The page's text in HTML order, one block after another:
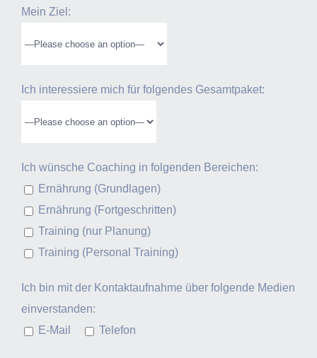
Mein Ziel:
Ich interessiere mich für folgendes Gesamtpaket:
Ich wünsche Coaching in folgenden Bereichen:
Ernährung (Grundlagen)
Ernährung (Fortgeschritten)
Training (nur Planung)
Training (Personal Training)
Ich bin mit der Kontaktaufnahme über folgende Medien
einverstanden:
E-Mail
Telefon